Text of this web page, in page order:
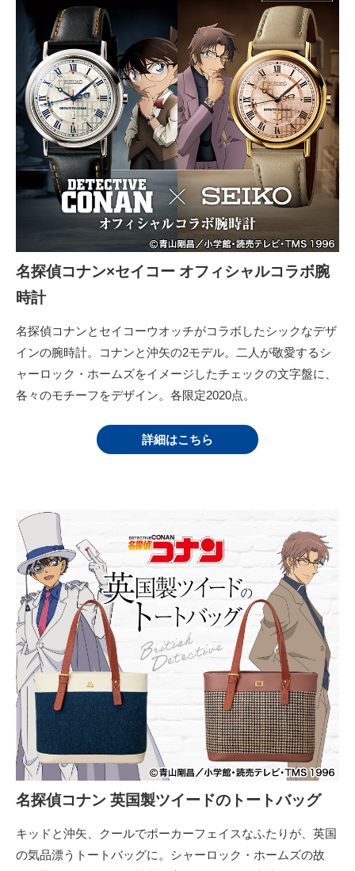
名探偵コナン×セイコー オフィシャルコラボ腕
時計
名探偵コナンとセイコーウオッチがコラボしたシックなデザ
インの腕時計。コナンと沖矢の2モデル。二人が敬愛するシ
ャーロック・ホームズをイメージしたチェックの文字盤に、
各々のモチーフをデザイン。各限定2020点。
詳細はこちら
名探偵コナン 英国製ツイードのトートバッグ
キッドと沖矢、クールでポーカーフェイスなふたりが、英国
の気品漂うトートバッグに。シャーロック・ホームズの故